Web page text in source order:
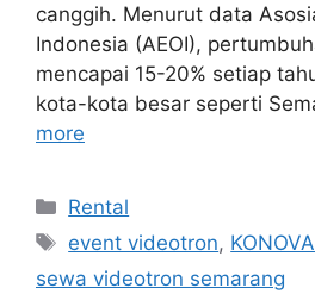
canggih. Menurut data
Indonesia (AEOI),
mencapai 15-20% setiap
kota-kota besar seperti
more
Categories
Rental
Tags
event videotron,
sewa videotron semarang